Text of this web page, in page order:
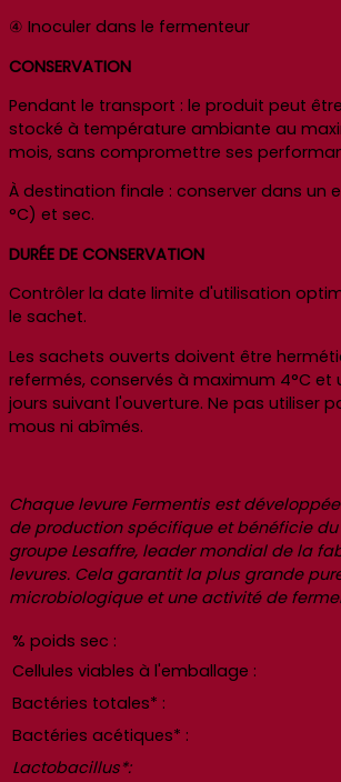
④ Inoculer dans le fermenteur
CONSERVATION
Pendant le transport : le produit peut
stocké à température ambiante au
mois, sans compromettre ses
À destination finale : conserver dans un
°C) et sec.
DURÉE DE CONSERVATION
Contrôler la date limite d'utilisation
le sachet.
Les sachets ouverts doivent être
refermés, conservés à maximum 4°C et
jours suivant l'ouverture. Ne pas utiliser
mous ni abîmés.
Chaque levure Fermentis est
de production spécifique et bénéficie
groupe Lesaffre, leader mondial de la
levures. Cela garantit la plus grande
microbiologique et une activité de
% poids sec :
Cellules viables à l'emballage :
Bactéries totales* :
Bactéries acétiques* :
Lactobacillus*: